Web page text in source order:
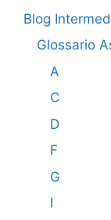
Blog
Glossario
A
C
D
F
G
I